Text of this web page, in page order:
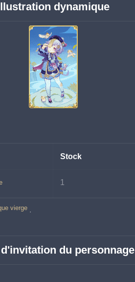
dynamique
Stock
1
vierge .
du personnage